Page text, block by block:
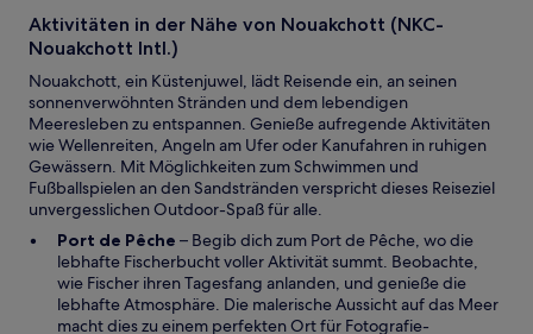
e
n
F
e
n
s
t
e
r
g
e
ö
f
f
n
e
Aktivitäten in der Nähe von Nouakchott (NKC-
Nouakchott Intl.)
Nouakchott, ein Küstenjuwel, lädt Reisende ein, an seinen
sonnenverwöhnten Stränden und dem lebendigen
Meeresleben zu entspannen. Genieße aufregende Aktivitäten
wie Wellenreiten, Angeln am Ufer oder Kanufahren in ruhigen
Gewässern. Mit Möglichkeiten zum Schwimmen und
Fußballspielen an den Sandstränden verspricht dieses Reiseziel
unvergesslichen Outdoor-Spaß für alle.
Port de Pêche W
i
r
d
i
– Begib dich zum Port de Pêche, wo die
lebhafte Fischerbucht voller Aktivität summt. Beobachte,
wie Fischer ihren Tagesfang anlanden, und genieße die
lebhafte Atmosphäre. Die malerische Aussicht auf das Meer
macht dies zu einem perfekten Ort für Fotografie-